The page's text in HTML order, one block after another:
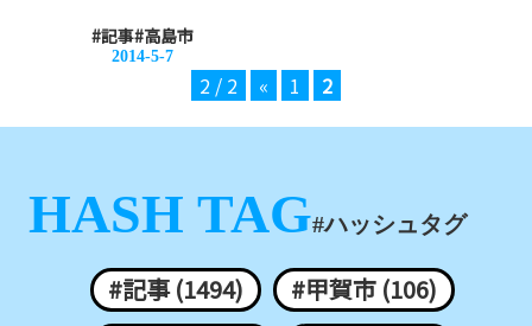
#記事#高島市
2014-5-7
2 / 2 « 1 2
HASH TAG#ハッシュタグ
#記事 (1494)
#甲賀市 (106)